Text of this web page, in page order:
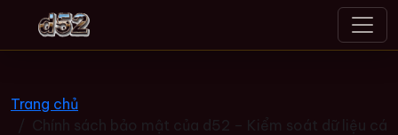
d52
Trang chủ
Chính sách bảo mật của d52 – Kiểm soát dữ liệu cá